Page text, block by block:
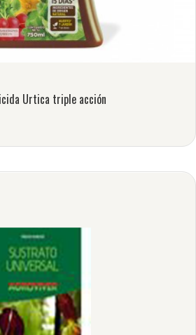
Urtica triple acción